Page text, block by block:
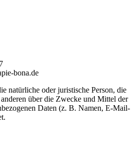
bona.de
natürliche oder juristische Person, die
über die Zwecke und Mittel der
Daten (z. B. Namen, E-Mail-